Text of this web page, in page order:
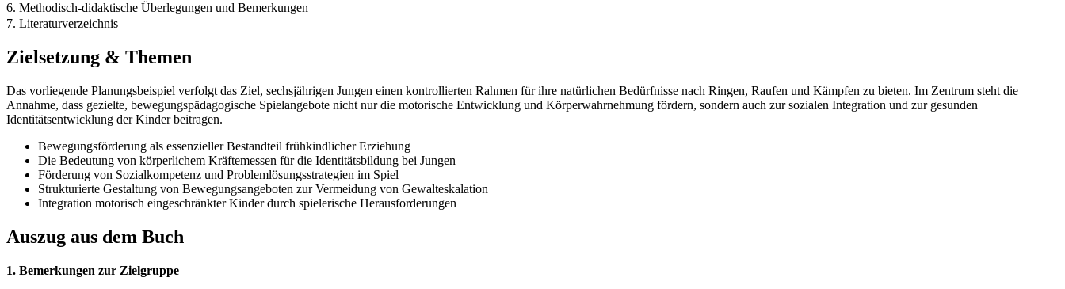
6. Methodisch-didaktische Überlegungen und Bemerkungen
7. Literaturverzeichnis
Zielsetzung & Themen
Das vorliegende Planungsbeispiel verfolgt das Ziel, sechsjährigen Jungen einen kontrollierten Rahmen für ihre natürlichen Bedürfnisse nach Ringen, Raufen und Kämpfen zu bieten. Im Zentrum steht die
Annahme, dass gezielte, bewegungspädagogische Spielangebote nicht nur die motorische Entwicklung und Körperwahrnehmung fördern, sondern auch zur sozialen Integration und zur gesunden
Identitätsentwicklung der Kinder beitragen.
Bewegungsförderung als essenzieller Bestandteil frühkindlicher Erziehung
Die Bedeutung von körperlichem Kräftemessen für die Identitätsbildung bei Jungen
Förderung von Sozialkompetenz und Problemlösungsstrategien im Spiel
Strukturierte Gestaltung von Bewegungsangeboten zur Vermeidung von Gewalteskalation
Integration motorisch eingeschränkter Kinder durch spielerische Herausforderungen
Auszug aus dem Buch
1. Bemerkungen zur Zielgruppe